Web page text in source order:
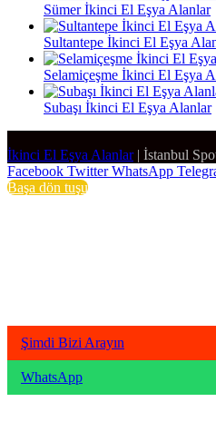
Sümer İkinci El Eşya Alanlar
Sultantepe İkinci El Eşya
Selamiçeşme İkinci El Eşya
Subaşı İkinci El Eşya Alanlar
İkinci El Eşya Alanlar İstanbul
Facebook Twitter WhatsApp
Başa dön tuşu
Şimdi Bizi Arayın
WhatsApp